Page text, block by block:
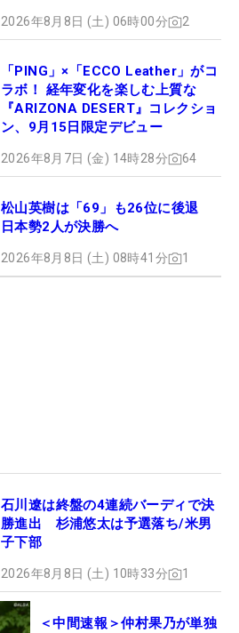
2026年8月8日 (土) 06時00分 2
「PING」×「ECCO Leather」がコ
ラボ！ 経年変化を楽しむ上質な
『ARIZONA DESERT』コレクショ
ン、9月15日限定デビュー
2026年8月7日 (金) 14時28分 64
松山英樹は「69」も26位に後退
日本勢2人が決勝へ
2026年8月8日 (土) 08時41分 1
石川遼は終盤の4連続バーディで決
勝進出 杉浦悠太は予選落ち/米男
子下部
2026年8月8日 (土) 10時33分 1
＜中間速報＞仲村果乃が単独